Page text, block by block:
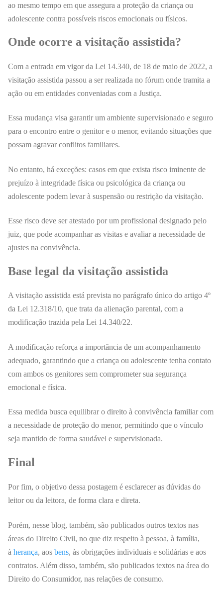
ao mesmo tempo em que assegura a proteção da criança ou
adolescente contra possíveis riscos emocionais ou físicos.
Onde ocorre a visitação assistida?
Com a entrada em vigor da Lei 14.340, de 18 de maio de 2022, a
visitação assistida passou a ser realizada no fórum onde tramita a
ação ou em entidades conveniadas com a Justiça.
Essa mudança visa garantir um ambiente supervisionado e seguro
para o encontro entre o genitor e o menor, evitando situações que
possam agravar conflitos familiares.
No entanto, há exceções: casos em que exista risco iminente de
prejuízo à integridade física ou psicológica da criança ou
adolescente podem levar à suspensão ou restrição da visitação.
Esse risco deve ser atestado por um profissional designado pelo
juiz, que pode acompanhar as visitas e avaliar a necessidade de
ajustes na convivência.
Base legal da visitação assistida
A visitação assistida está prevista no parágrafo único do artigo 4º
da Lei 12.318/10, que trata da alienação parental, com a
modificação trazida pela Lei 14.340/22.
A modificação reforça a importância de um acompanhamento
adequado, garantindo que a criança ou adolescente tenha contato
com ambos os genitores sem comprometer sua segurança
emocional e física.
Essa medida busca equilibrar o direito à convivência familiar com
a necessidade de proteção do menor, permitindo que o vínculo
seja mantido de forma saudável e supervisionada.
Final
Por fim, o objetivo dessa postagem é esclarecer as dúvidas do
leitor ou da leitora, de forma clara e direta.
Porém, nesse blog, também, são publicados outros textos nas
áreas do Direito Civil, no que diz respeito à pessoa, à família,
à herança, aos bens, às obrigações individuais e solidárias e aos
contratos. Além disso, também, são publicados textos na área do
Direito do Consumidor, nas relações de consumo.